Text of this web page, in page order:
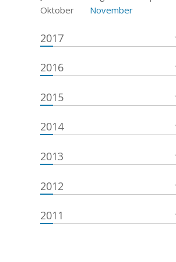
Oktober
November
2017
2016
2015
2014
2013
2012
2011